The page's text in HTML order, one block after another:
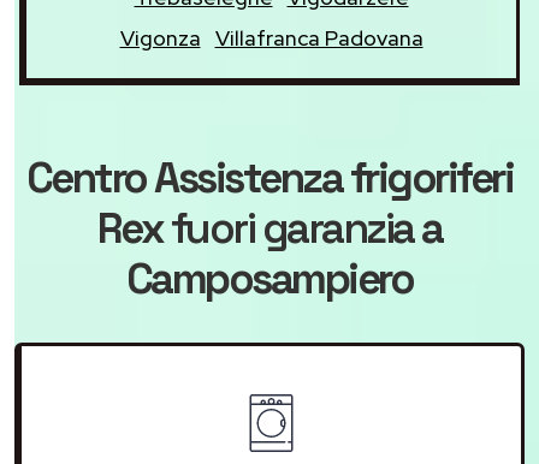
Vigonza Villafranca Padovana
Centro Assistenza frigoriferi
Rexfuori garanziaa
Camposampiero